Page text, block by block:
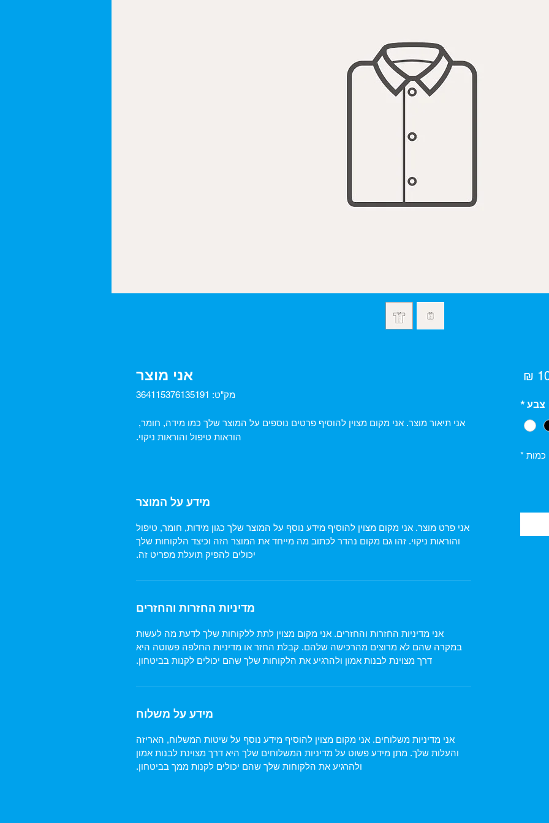
אני מוצר
מק"ט: 364115376135191
הוראות טיפול והוראות ניקוי.
מידע על המוצר
אני פרט מוצר. אני מקום מצוין להוסיף מידע נוסף על המוצר שלך כגון מידות, חומר, טיפול
והוראות ניקוי. זהו גם מקום נהדר לכתוב מה מייחד את המוצר הזה וכיצד הלקוחות שלך
יכולים להפיק תועלת מפריט זה.
מדיניות החזרות והחזרים
אני מדיניות החזרות והחזרים. אני מקום מצוין לתת ללקוחות שלך לדעת מה לעשות
במקרה שהם לא מרוצים מהרכישה שלהם. קבלת החזר או מדיניות החלפה פשוטה היא
דרך מצוינת לבנות אמון ולהרגיע את הלקוחות שלך שהם יכולים לקנות בביטחון.
מידע על משלוח
אני מדיניות משלוחים. אני מקום מצוין להוסיף מידע נוסף על שיטות המשלוח, האריזה
והעלות שלך. מתן מידע פשוט על מדיניות המשלוחים שלך היא דרך מצוינת לבנות אמון
ולהרגיע את הלקוחות שלך שהם יכולים לקנות ממך בביטחון.
צבע *
כמות *